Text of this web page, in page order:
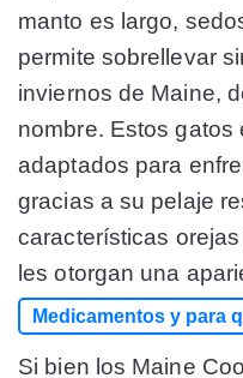
manto es largo,
permite sobrellevar
inviernos de Maine,
nombre. Estos gatos
adaptados para
gracias a su pelaje
características
les otorgan una
Medicamentos y para
Si bien los Maine